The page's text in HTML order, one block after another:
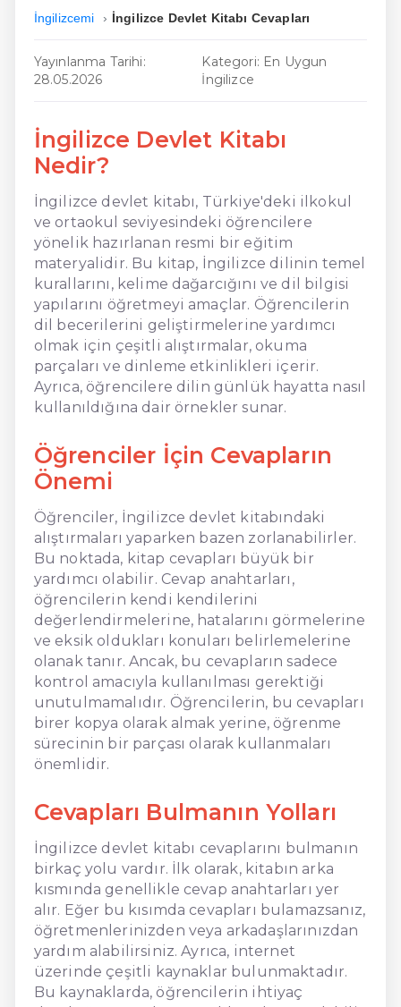
Hızlı İngilizce
İngilizcemi İngilizce Devlet Kitabı Cevapları
Yayınlanma Tarihi:
28.05.2026
Kategori: En Uygun
İngilizce
İngilizce Devlet Kitabı
Nedir?
İngilizce devlet kitabı, Türkiye'deki ilkokul
ve ortaokul seviyesindeki öğrencilere
yönelik hazırlanan resmi bir eğitim
materyalidir. Bu kitap, İngilizce dilinin temel
kurallarını, kelime dağarcığını ve dil bilgisi
yapılarını öğretmeyi amaçlar. Öğrencilerin
dil becerilerini geliştirmelerine yardımcı
olmak için çeşitli alıştırmalar, okuma
parçaları ve dinleme etkinlikleri içerir.
Ayrıca, öğrencilere dilin günlük hayatta nasıl
kullanıldığına dair örnekler sunar.
Öğrenciler İçin Cevapların
Önemi
Öğrenciler, İngilizce devlet kitabındaki
alıştırmaları yaparken bazen zorlanabilirler.
Bu noktada, kitap cevapları büyük bir
yardımcı olabilir. Cevap anahtarları,
öğrencilerin kendi kendilerini
değerlendirmelerine, hatalarını görmelerine
ve eksik oldukları konuları belirlemelerine
olanak tanır. Ancak, bu cevapların sadece
kontrol amacıyla kullanılması gerektiği
unutulmamalıdır. Öğrencilerin, bu cevapları
birer kopya olarak almak yerine, öğrenme
sürecinin bir parçası olarak kullanmaları
önemlidir.
Cevapları Bulmanın Yolları
İngilizce devlet kitabı cevaplarını bulmanın
birkaç yolu vardır. İlk olarak, kitabın arka
kısmında genellikle cevap anahtarları yer
alır. Eğer bu kısımda cevapları bulamazsanız,
öğretmenlerinizden veya arkadaşlarınızdan
yardım alabilirsiniz. Ayrıca, internet
üzerinde çeşitli kaynaklar bulunmaktadır.
Bu kaynaklarda, öğrencilerin ihtiyaç